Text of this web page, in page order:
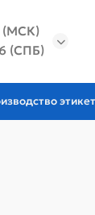
(МСК)
(СПБ)